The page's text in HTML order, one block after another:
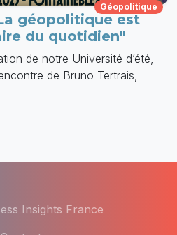
Géopolitique
géopolitique est
du quotidien"
de notre Université d’été,
de Bruno Tertrais,
Insights France